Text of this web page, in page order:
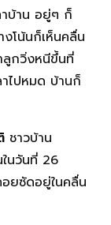
บ้าน อยู่ๆ ก็
โน้นก็เห็นคลื่น
ลูกวิ่งหนีขึ้นที่
ไปหมด บ้านก็
ชาวบ้าน
นวันที่ 26
ยซัดอยู่ในคลื่น